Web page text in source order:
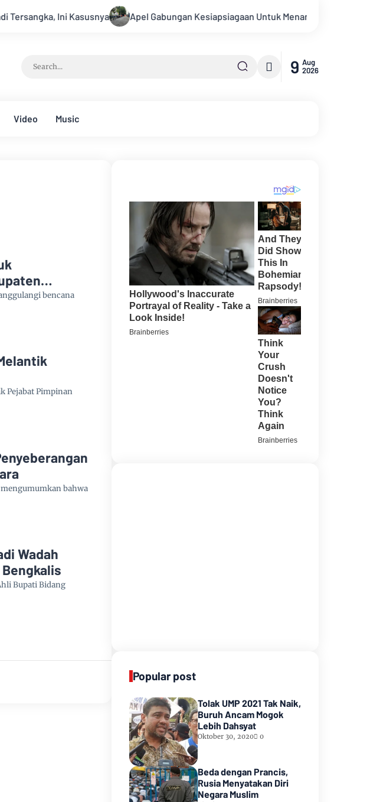
Ini Kasusnya Apel Gabungan Kesiapsiagaan Untuk Menanggulangi Bencana Alam
9 Aug
2026
Video Music
bencana
Pejabat Pimpinan
bahwa
Wadah
Bupati Bidang
Popular post
Tolak UMP 2021 Tak Naik,
Buruh Ancam Mogok
Lebih Dahsyat
Oktober 30, 2020 0
Beda dengan Prancis,
Rusia Menyatakan Diri
Negara Muslim